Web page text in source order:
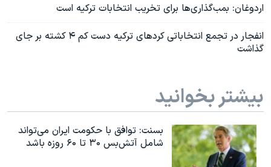
اردوغان: بمب‌گذاری‌ها برای تخریب انتخابات ترکیه است
انفجار در تجمع انتخاباتی کردهای ترکیه دست کم ۴ کشته بر جای
گذاشت
بیشتر بخوانید
بسنت: توافق با حکومت ایران می‌تواند
شامل آتش‌بس ۳۰ تا ۶۰ روزه باشد